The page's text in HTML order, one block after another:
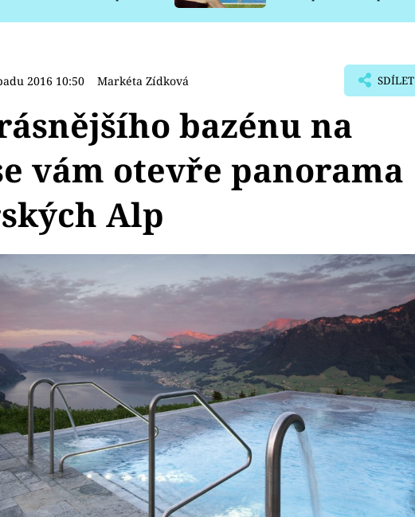
2016 10:50 Markéta Zídková SDÍLET
bazénu na
vám otevře panorama
Alp